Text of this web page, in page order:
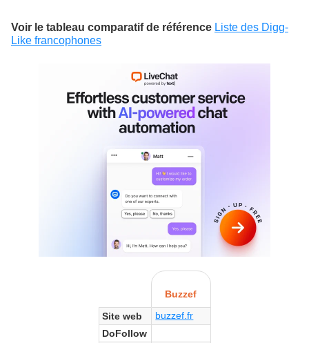
Voir le tableau comparatif de référence Liste des Digg-
Like francophones
Buzzef
Site web
buzzef.fr
DoFollow